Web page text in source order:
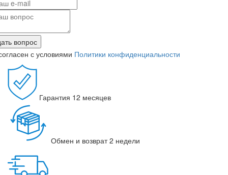
вопрос
с условиями Политики конфиденциальности
Гарантия 12 месяцев
Обмен и возврат 2 недели